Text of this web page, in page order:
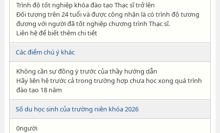
Trình độ tốt nghiệp khóa đào tạo Thạc sĩ trở lên
Đối tượng trên 24 tuổi và được công nhận là có trình độ tương
đương với người đã tốt nghiệp chương trình Thạc sĩ.
Liên hệ để biết thêm chi tiết
Các điểm chú ý khác
Không cần sự đồng ý trước của thầy hướng dẫn
Hãy liên hệ trước cả trong trường hợp chưa học xong quá trình
đào tạo 18 năm
Số du học sinh của trường niên khóa 2026
0người